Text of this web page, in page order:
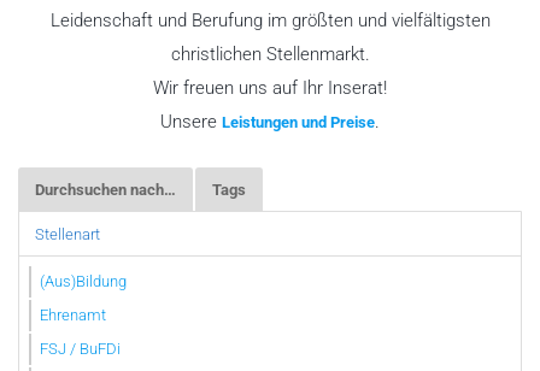
Leidenschaft und Berufung im größten und vielfältigsten
christlichen Stellenmarkt.
Wir freuen uns auf Ihr Inserat!
Unsere Leistungen und Preise.
Durchsuchen nach… Tags
Stellenart
(Aus)Bildung
Ehrenamt
FSJ / BuFDi